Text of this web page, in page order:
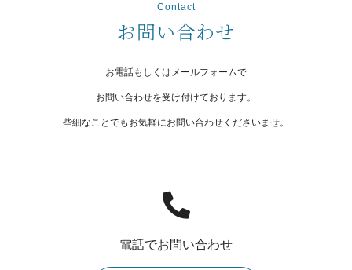
Contact
お問い合わせ
お電話もしくはメールフォームで
お問い合わせを受け付けております。
些細なことでもお気軽にお問い合わせくださいませ。
電話でお問い合わせ